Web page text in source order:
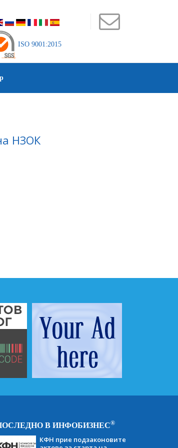
ISO 9001:2015
НЗОК
В ИНФОБИЗНЕС®
КФН прие подзаконовите